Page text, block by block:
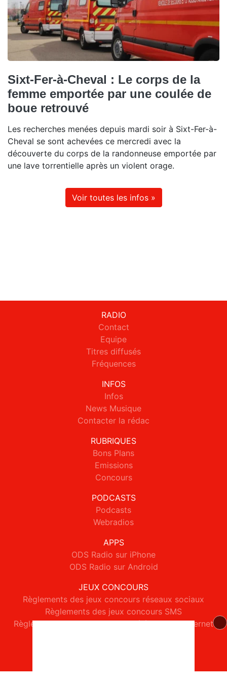
Sixt-Fer-à-Cheval : Le corps de la
femme emportée par une coulée de
boue retrouvé
Les recherches menées depuis mardi soir à Sixt-Fer-à-
Cheval se sont achevées ce mercredi avec la
découverte du corps de la randonneuse emportée par
une lave torrentielle après un violent orage.
Voir toutes les infos »
RADIO
Contact
Equipe
Titres diffusés
Fréquences
INFOS
Infos
News Musique
Contacter la rédac
RUBRIQUES
Bons Plans
Emissions
Concours
PODCASTS
Podcasts
Webradios
APPS
ODS Radio sur iPhone
ODS Radio sur Android
JEUX CONCOURS
Règlements des jeux concours réseaux sociaux
Règlements des jeux concours SMS
Règlements des jeux concours téléphone et internet